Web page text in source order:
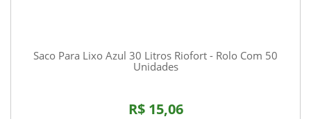
Saco Para Lixo Azul 30 Litros Riofort - Rolo Com 50
Unidades
R$ 15,06